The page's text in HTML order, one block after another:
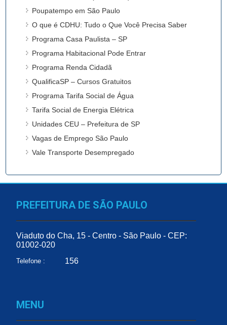
Poupatempo em São Paulo
O que é CDHU: Tudo o Que Você Precisa Saber
Programa Casa Paulista – SP
Programa Habitacional Pode Entrar
Programa Renda Cidadã
QualificaSP – Cursos Gratuitos
Programa Tarifa Social de Água
Tarifa Social de Energia Elétrica
Unidades CEU – Prefeitura de SP
Vagas de Emprego São Paulo
Vale Transporte Desempregado
PREFEITURA DE SÃO PAULO
Viaduto do Cha, 15 - Centro - São Paulo - CEP:
01002-020
Telefone : 156
MENU